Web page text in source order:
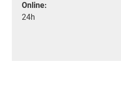
Online:
24h